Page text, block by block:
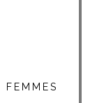
FEMMES